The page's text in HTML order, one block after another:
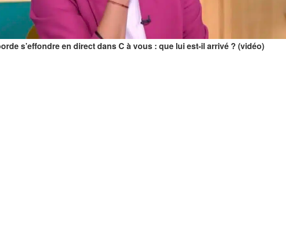
s’effondre en direct dans C à vous : que lui est-il arrivé ? (vidéo)